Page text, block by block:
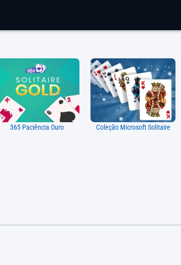
365 Paciência Ouro Coleção Microsoft Solitaire